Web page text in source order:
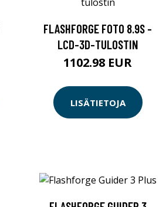
FLASHFORGE FOTO 8.9S -
LCD-3D-TULOSTIN
1102.98 EUR
LISÄTIETOJA